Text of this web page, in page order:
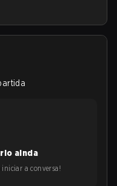
ainda
a conversa!